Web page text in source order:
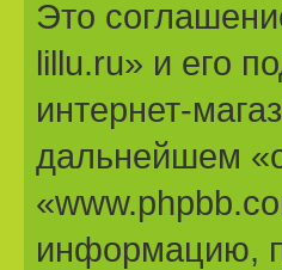
Это
lillu.ru» и его
интернет-
дальнейшем
информацию,